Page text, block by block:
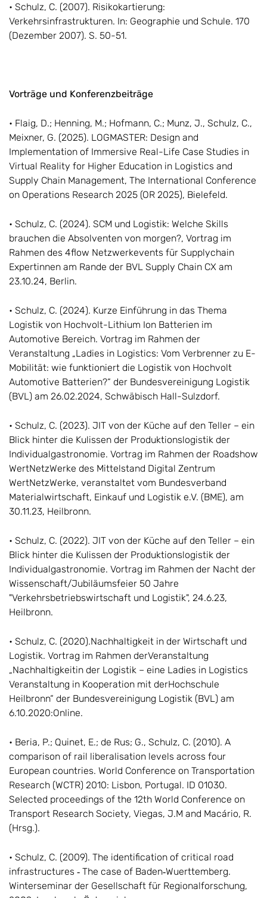
• Schulz, C. (2007). Risikokartierung:
Verkehrsinfrastrukturen. In: Geographie und Schule. 170
(Dezember 2007). S. 50-51.
Vorträge und Konferenzbeiträge
• Flaig, D.; Henning, M.; Hofmann, C.; Munz, J., Schulz, C.,
Meixner, G. (2025). LOGMASTER: Design and
Implementation of Immersive Real-Life Case Studies in
Virtual Reality for Higher Education in Logistics and
Supply Chain Management, The International Conference
on Operations Research 2025 (OR 2025), Bielefeld.
• Schulz, C. (2024). SCM und Logistik: Welche Skills
brauchen die Absolventen von morgen?, Vortrag im
Rahmen des 4flow Netzwerkevents für Supplychain
Expertinnen am Rande der BVL Supply Chain CX am
23.10.24, Berlin.
• Schulz, C. (2024). Kurze Einführung in das Thema
Logistik von Hochvolt-Lithium Ion Batterien im
Automotive Bereich. Vortrag im Rahmen der
Veranstaltung „Ladies in Logistics: Vom Verbrenner zu E-
Mobilität: wie funktioniert die Logistik von Hochvolt
Automotive Batterien?“ der Bundesvereinigung Logistik
(BVL) am 26.02.2024, Schwäbisch Hall-Sulzdorf.
• Schulz, C. (2023). JIT von der Küche auf den Teller – ein
Blick hinter die Kulissen der Produktionslogistik der
Individualgastronomie. Vortrag im Rahmen der Roadshow
WertNetzWerke des Mittelstand Digital Zentrum
WertNetzWerke, veranstaltet vom Bundesverband
Materialwirtschaft, Einkauf und Logistik e.V. (BME), am
30.11.23, Heilbronn.
• Schulz, C. (2022). JIT von der Küche auf den Teller – ein
Blick hinter die Kulissen der Produktionslogistik der
Individualgastronomie. Vortrag im Rahmen der Nacht der
Wissenschaft/Jubiläumsfeier 50 Jahre
"Verkehrsbetriebswirtschaft und Logistik", 24.6.23,
Heilbronn.
• Schulz, C. (2020).Nachhaltigkeit in der Wirtschaft und
Logistik. Vortrag im Rahmen derVeranstaltung
„Nachhaltigkeitin der Logistik – eine Ladies in Logistics
Veranstaltung in Kooperation mit derHochschule
Heilbronn“ der Bundesvereinigung Logistik (BVL) am
6.10.2020:Online.
• Beria, P.; Quinet, E.; de Rus; G., Schulz, C. (2010). A
comparison of rail liberalisation levels across four
European countries. World Conference on Transportation
Research (WCTR) 2010: Lisbon, Portugal. ID 01030.
Selected proceedings of the 12th World Conference on
Transport Research Society, Viegas, J.M and Macário, R.
(Hrsg.).
• Schulz, C. (2009). The identification of critical road
infrastructures ‐ The case of Baden‐Wuerttemberg.
Winterseminar der Gesellschaft für Regionalforschung,